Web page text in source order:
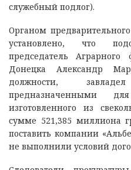
служебный подлог).
Органом
установлено, что
председатель
Донецка Александр
должности,
предназначенными
изготовленного из
сумме 521,385 миллиона
поставить компании
не выполнили условий